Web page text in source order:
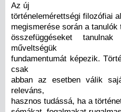
Az új
történelemérettségi filozófiai
megismerése során a
összefüggéseket
műveltségük
fundamentumát képezik.
csak
abban az esetben válik
releváns,
hasznos tudássá, ha a